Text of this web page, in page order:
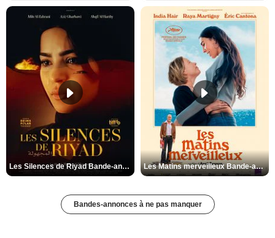
Les Silences de Riyad Bande-annonce VO STFR Les Matins merveilleux Bande-annonce VF
Bandes-annonces à ne pas manquer